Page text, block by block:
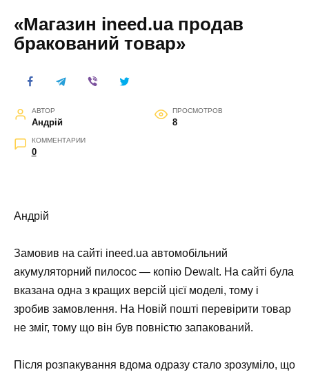
«Магазин ineed.ua продав
бракований товар»
АВТОР
Андрій
ПРОСМОТРОВ
8
КОММЕНТАРИИ
0
Андрій
Замовив на сайті ineed.ua автомобільний
акумуляторний пилосос — копію Dewalt. На сайті була
вказана одна з кращих версій цієї моделі, тому і
зробив замовлення. На Новій пошті перевірити товар
не зміг, тому що він був повністю запакований.
Після розпакування вдома одразу стало зрозуміло, що